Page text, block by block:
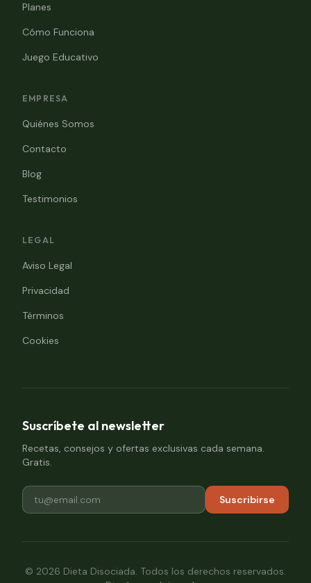
Planes
Cómo Funciona
Juego Educativo
EMPRESA
Quiénes Somos
Contacto
Blog
Testimonios
LEGAL
Aviso Legal
Privacidad
Términos
Cookies
Suscríbete al newsletter
Recetas, consejos y ofertas exclusivas cada semana.
Gratis.
Suscribirse
© 2026 Dieta Disociada. Todos los derechos reservados.